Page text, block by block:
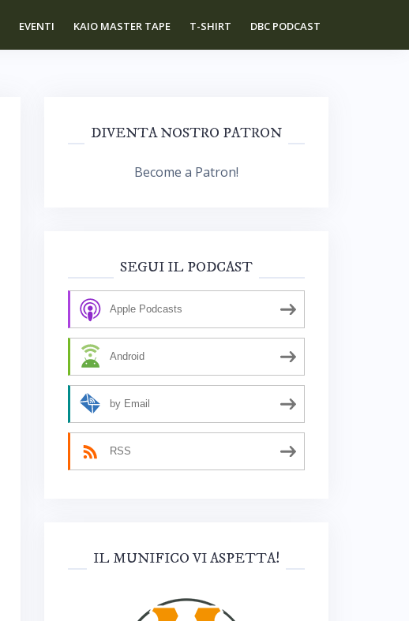
EVENTI KAIO MASTER TAPE T-SHIRT DBC PODCAST
DIVENTA NOSTRO PATRON
Become a Patron!
SEGUI IL PODCAST
Apple Podcasts
Android
by Email
RSS
IL MUNIFICO VI ASPETTA!